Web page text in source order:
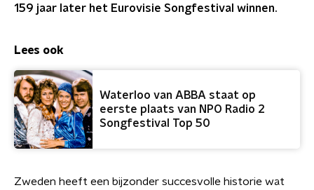
159 jaar later het Eurovisie Songfestival winnen.
Lees ook
Waterloo van ABBA staat op
eerste plaats van NPO Radio 2
Songfestival Top 50
Zweden heeft een bijzonder succesvolle historie wat